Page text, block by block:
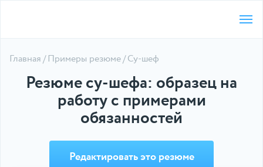
Главная/Примеры резюме/Су-шеф
Резюме су-шефа: образец на
работу с примерами
обязанностей
5,00
Редактировать это резюме